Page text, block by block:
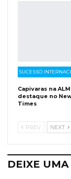
SUCESSO
Capivaras na
destaque no
Times
PREV NEXT
DEIXE UMA